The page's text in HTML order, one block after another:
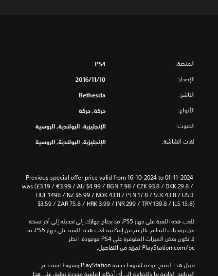
المنصة: PS4
الإصدار: 10‏/11‏/2016
الناشر: Bethesda
الأنواع: حركة, حركة
الصوت: الإنجليزية, البولندية, الروسية
لغات الشاشة: الإنجليزية, البولندية, الروسية
Previous special offer price valid from 16-10-2024 to 01-11-2024
was (£3.19 / €3.99 / AU $4.99 / BGN 7.98 / CZK 93.8 / DKK 29.8 /
HUF 1498 / NZ $6.99 / NOK 43.8 / PLN 17.8 / SEK 43.8 / USD
$3.59 / ZAR 75.8 / HRK 3.99 / INR 299 / TRY 139.8 / ILS 15.8)
‎PlayStation.com/bc لمزيد من التفاصيل.